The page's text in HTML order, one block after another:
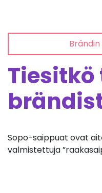
Sopo-saippuat ovat
valmistettuja